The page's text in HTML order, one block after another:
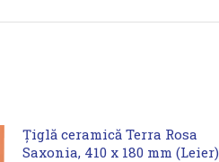
Țiglă ceramică Terra Rosa
Saxonia, 410 x 180 mm (Leier)